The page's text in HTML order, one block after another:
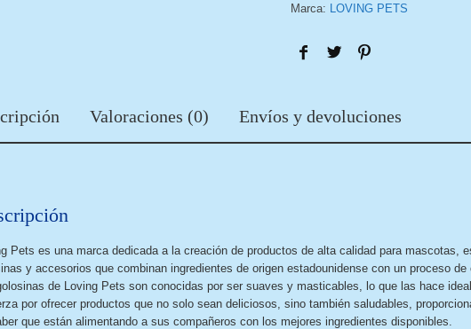
Marca: LOVING PETS
Valoraciones (0) Envíos y devoluciones
Pets es una marca dedicada a la creación de productos de alta calidad para mascotas,
y accesorios que combinan ingredientes de origen estadounidense con un proceso
de Loving Pets son conocidas por ser suaves y masticables, lo que las hace
por ofrecer productos que no solo sean deliciosos, sino también saludables,
que están alimentando a sus compañeros con los mejores ingredientes disponibles.